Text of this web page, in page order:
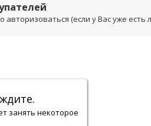
(если у Вас уже есть
занять некоторое